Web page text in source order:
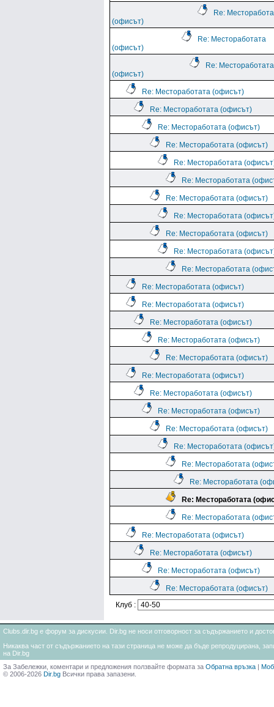
Re:
(офисът)
Re: Местоработата
(офисът)
Re: Местоработата
(офисът)
Re: Местоработата (офисът)
Re: Местоработата (офисът)
Re: Местоработата (офисът)
Re: Местоработата (офисът)
Re: Местоработата
Re: Местоработата
Re: Местоработата (офисът)
Re: Местоработата
Re: Местоработата (офисът)
Re: Местоработата
Re: Местоработата
Re: Местоработата (офисът)
Re: Местоработата (офисът)
Re: Местоработата (офисът)
Re: Местоработата (офисът)
Re: Местоработата (офисът)
Re: Местоработата (офисът)
Re: Местоработата (офисът)
Re: Местоработата (офисът)
Re: Местоработата (офисът)
Re: Местоработата
Re: Местоработата
Re: Местоработата
Re: Местоработата
Re: Местоработата
Re: Местоработата (офисът)
Re: Местоработата (офисът)
Re: Местоработата (офисът)
Re: Местоработата (офисът)
Клуб :
Clubs.dir.bg е форум за дискусии. Dir.bg не носи отговорност за съдържанието и
Никаква част от съдържанието на тази страница не може да бъде репродуцирана,
на Dir.bg
За Забележки, коментари и предложения ползвайте формата за Обратна връзка |
© 2006-2026 Dir.bg Всички права запазени.